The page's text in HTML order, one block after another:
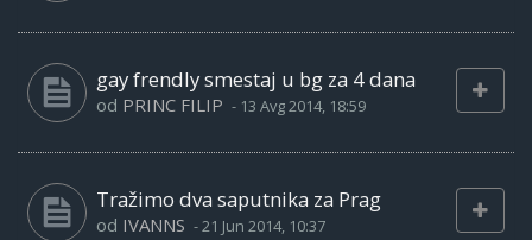
gay frendly smestaj u bg za 4 dana
od PRINC FILIP - 13 Avg 2014, 18:59
Tražimo dva saputnika za Prag
od IVANNS -21 Jun 2014, 10:37